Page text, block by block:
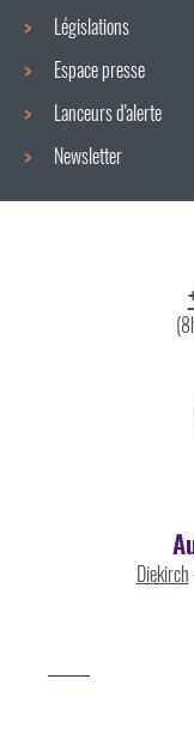
Législations
Espace presse
Lanceurs d'alerte
Newsletter
Diekirch